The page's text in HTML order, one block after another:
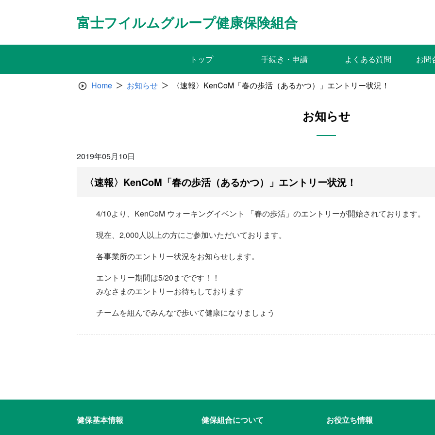
富士フイルムグループ健康保険組合
トップ 手続き・申請 よくある質問 お問
Home お知らせ 〈速報〉KenCoM「春の歩活（あるかつ）」エントリー状況！
お知らせ
2019年05月10日
〈速報〉KenCoM「春の歩活（あるかつ）」エントリー状況！
4/10より、KenCoM ウォーキングイベント 「春の歩活」のエントリーが開始されております。
現在、2,000人以上の方にご参加いただいております。
各事業所のエントリー状況をお知らせします。
エントリー期間は5/20までです！！
みなさまのエントリーお待ちしております
チームを組んでみんなで歩いて健康になりましょう
健保基本情報 健保組合について お役立ち情報